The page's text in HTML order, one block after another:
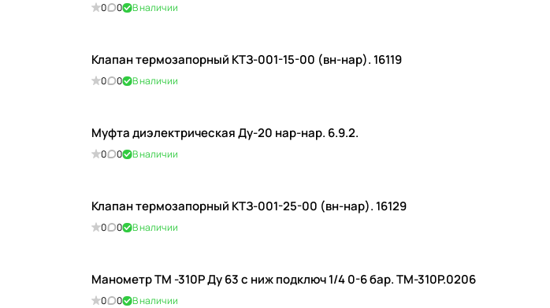
0 0 В наличии
Клапан термозапорный КТЗ-001-15-00 (вн-нар). 16119
0 0 В наличии
Муфта диэлектрическая Ду-20 нар-нар. 6.9.2.
0 0 В наличии
Клапан термозапорный КТЗ-001-25-00 (вн-нар). 16129
0 0 В наличии
Манометр ТМ -310Р Ду 63 с ниж подключ 1/4 0-6 бар. TM-310P.0206
0 0 В наличии